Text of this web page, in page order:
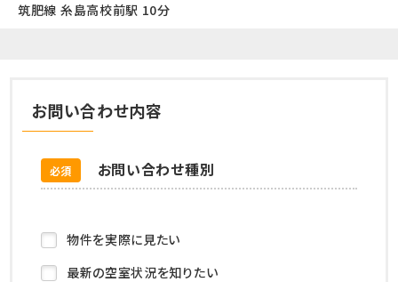
筑肥線 糸島高校前駅 10分
お問い合わせ内容
お問い合わせ種別
必須
物件を実際に見たい
最新の空室状況を知りたい